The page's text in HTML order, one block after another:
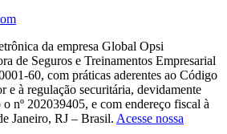
da empresa Global Opsi
de Seguros e Treinamentos Empresarial
60, com práticas aderentes ao Código
e à regulação securitária, devidamente
nº 202039405, e com endereço fiscal à
Janeiro, RJ – Brasil. Acesse nossa